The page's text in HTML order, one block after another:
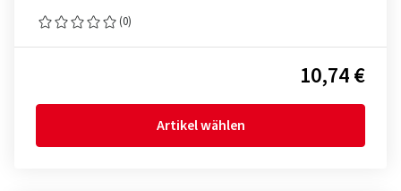
(0)
10,74 €
Artikel wählen